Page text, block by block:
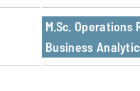
M.Sc. Operations
Business